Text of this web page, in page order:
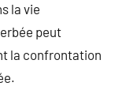
la vie
peut
la confrontation